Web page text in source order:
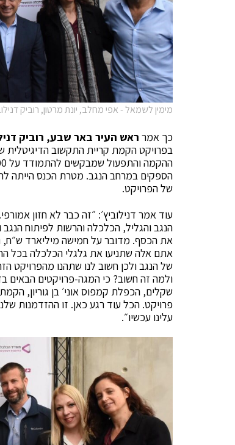
מימין לשמאל - אפי מחלב, יונת מרטון, רוביק
כך אמר ראש העיר באר שבע, רוביק
הספקים במרחב הנגב. מטרת הכנס הייתה
של הפרויקט.
עוד אמר דנילוביץ׳: ״זה כבר לא חזון
הנגב והגליל, הכלכלה והרשות לפיתוח
את הכסף. מדובר על חמישה מיליארד ש״ח,
אתם אלה שתניעו את גלגלי הכלכלה בכל
של הנגב ולכן חשוב לנו שתהנו מהפרויקט
ולמה זה חשוב? כי המגה-פרויקטים הבאים
שקלים, הכפלת קמפוס אוני׳ בן גוריון,
פרויקט. הכל עוד רגע כאן. זו ההזדמנות
עלינו עכשיו״.